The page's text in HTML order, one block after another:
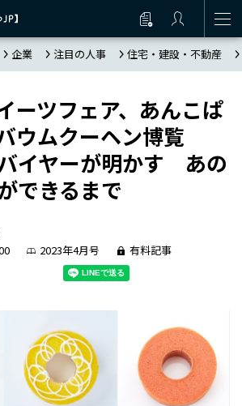
企業 注目の人事 住宅・建設・不動産
ーツフェア、あんこぱ
ウムクーヘン博覧
ヤーが明かす あの
できるまで
2023年4月号 有料記事